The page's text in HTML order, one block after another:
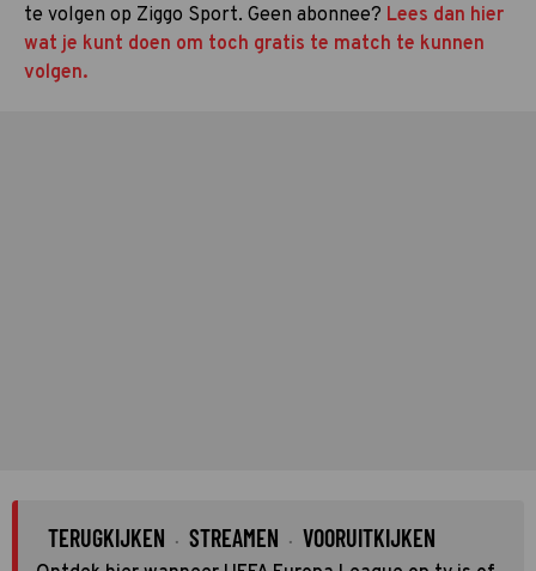
te volgen op Ziggo Sport. Geen abonnee? Lees dan hier
wat je kunt doen om toch gratis te match te kunnen
volgen.
TERUGKIJKEN · STREAMEN · VOORUITKIJKEN